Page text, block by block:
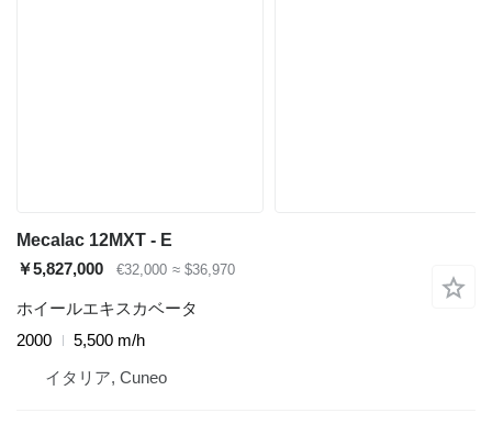
Mecalac 12MXT - E
￥5,827,000
€32,000 ≈ $36,970
ホイールエキスカベータ
2000
5,500 m/h
イタリア, Cuneo